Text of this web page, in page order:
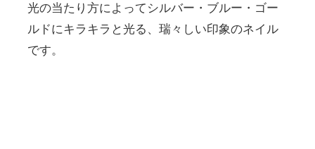
光の当たり方によってシルバー・ブルー・ゴー
ルドにキラキラと光る、瑞々しい印象のネイル
です。